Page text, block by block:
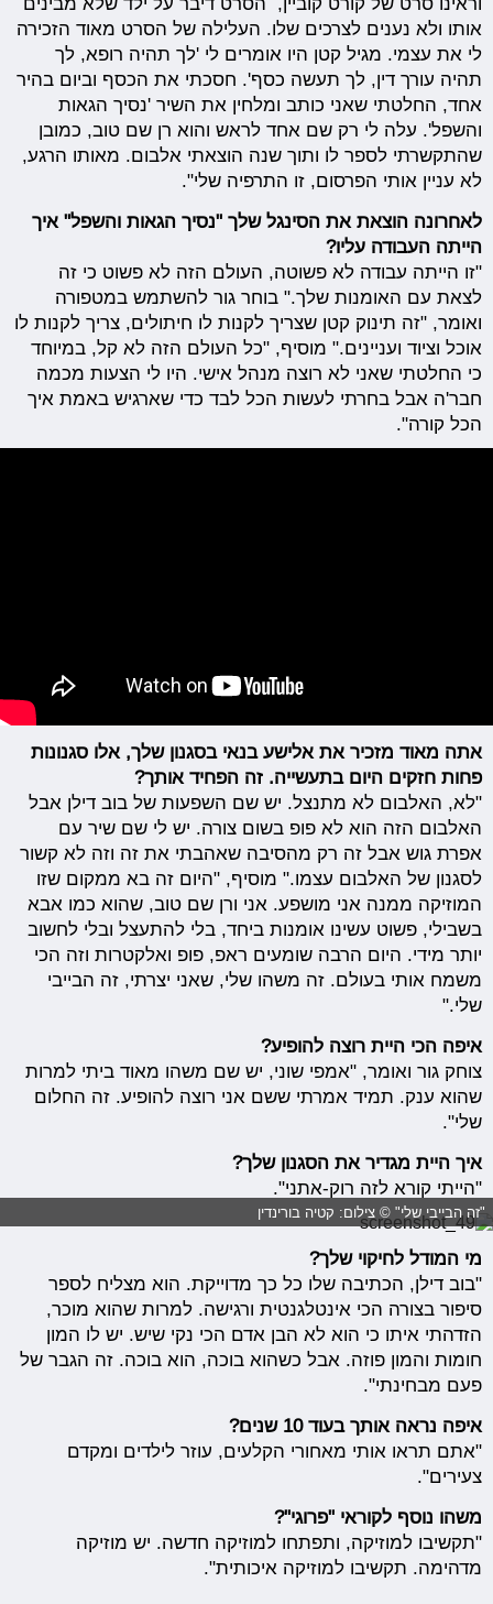
אותו ולא נענים לצרכים שלו. העלילה של הסרט מאוד הזכירה
לי את עצמי. מגיל קטן היו אומרים לי 'לך תהיה רופא, לך
תהיה עורך דין, לך תעשה כסף'. חסכתי את הכסף וביום בהיר
אחד, החלטתי שאני כותב ומלחין את השיר 'נסיך הגאות
והשפל'. עלה לי רק שם אחד לראש והוא רן שם טוב, כמובן
שהתקשרתי לספר לו ותוך שנה הוצאתי אלבום. מאותו הרגע,
לא עניין אותי הפרסום, זו התרפיה שלי".
לאחרונה הוצאת את הסינגל שלך "נסיך הגאות והשפל" איך
הייתה העבודה עליו?
"זו הייתה עבודה לא פשוטה, העולם הזה לא פשוט כי זה
לצאת עם האומנות שלך." בוחר גור להשתמש במטפורה
ואומר, "זה תינוק קטן שצריך לקנות לו חיתולים, צריך לקנות לו
אוכל וציוד ועניינים." מוסיף, "כל העולם הזה לא קל, במיוחד
כי החלטתי שאני לא רוצה מנהל אישי. היו לי הצעות מכמה
חבר'ה אבל בחרתי לעשות הכל לבד כדי שארגיש באמת איך
הכל קורה".
אתה מאוד מזכיר את אלישע בנאי בסגנון שלך, אלו סגנונות
פחות חזקים היום בתעשייה. זה הפחיד אותך?
"לא, האלבום לא מתנצל. יש שם השפעות של בוב דילן אבל
האלבום הזה הוא לא פופ בשום צורה. יש לי שם שיר עם
אפרת גוש אבל זה רק מהסיבה שאהבתי את זה וזה לא קשור
לסגנון של האלבום עצמו." מוסיף, "היום זה בא ממקום שזו
המוזיקה ממנה אני מושפע. אני ורן שם טוב, שהוא כמו אבא
בשבילי, פשוט עשינו אומנות ביחד, בלי להתעצל ובלי לחשוב
יותר מידי. היום הרבה שומעים ראפ, פופ ואלקטרות וזה הכי
משמח אותי בעולם. זה משהו שלי, שאני יצרתי, זה הבייבי
שלי."
איפה הכי היית רוצה להופיע?
צוחק גור ואומר, "אמפי שוני, יש שם משהו מאוד ביתי למרות
שהוא ענק. תמיד אמרתי ששם אני רוצה להופיע. זה החלום
שלי".
איך היית מגדיר את הסגנון שלך?
"הייתי קורא לזה רוק-אתני".
"זה הבייבי שלי" © צילום: קטיה בורינדין
מי המודל לחיקוי שלך?
"בוב דילן, הכתיבה שלו כל כך מדוייקת. הוא מצליח לספר
סיפור בצורה הכי אינטלגנטית ורגישה. למרות שהוא מוכר,
הזדהתי איתו כי הוא לא הבן אדם הכי נקי שיש. יש לו המון
חומות והמון פוזה. אבל כשהוא בוכה, הוא בוכה. זה הגבר של
פעם מבחינתי".
איפה נראה אותך בעוד 10 שנים?
"אתם תראו אותי מאחורי הקלעים, עוזר לילדים ומקדם
צעירים".
משהו נוסף לקוראי "פרוגי"?
"תקשיבו למוזיקה, ותפתחו למוזיקה חדשה. יש מוזיקה
מדהימה. תקשיבו למוזיקה איכותית".